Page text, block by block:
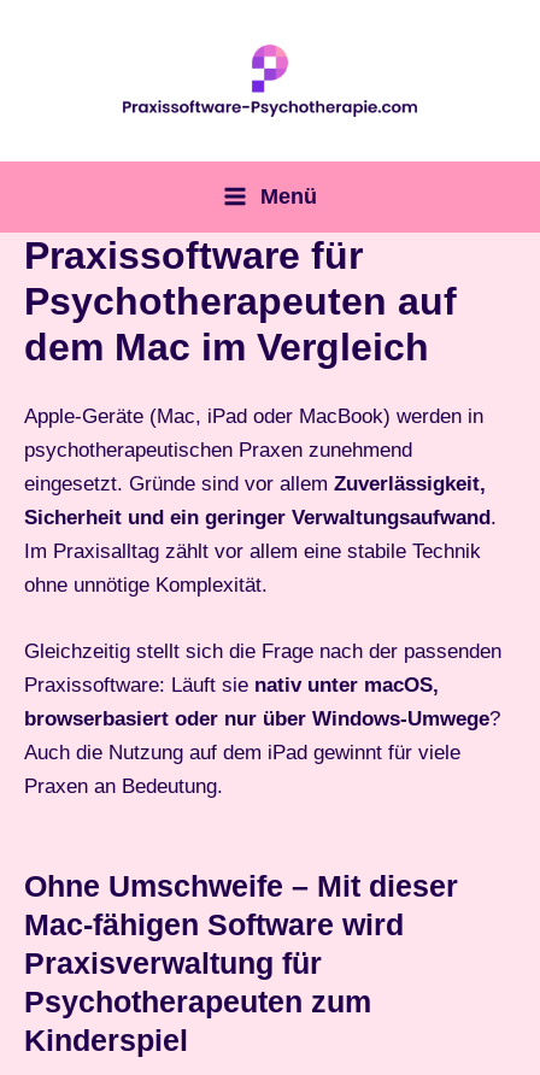
Menu
Menü
Praxissoftware für
Psychotherapeuten auf
dem Mac im Vergleich
Apple-Geräte (Mac, iPad oder MacBook) werden in
psychotherapeutischen Praxen zunehmend
eingesetzt. Gründe sind vor allem Zuverlässigkeit,
Sicherheit und ein geringer Verwaltungsaufwand.
Im Praxisalltag zählt vor allem eine stabile Technik
ohne unnötige Komplexität.
Gleichzeitig stellt sich die Frage nach der passenden
Praxissoftware: Läuft sie nativ unter macOS,
browserbasiert oder nur über Windows-Umwege?
Auch die Nutzung auf dem iPad gewinnt für viele
Praxen an Bedeutung.
Ohne Umschweife – Mit dieser
Mac-fähigen Software wird
Praxisverwaltung für
Psychotherapeuten zum
Kinderspiel